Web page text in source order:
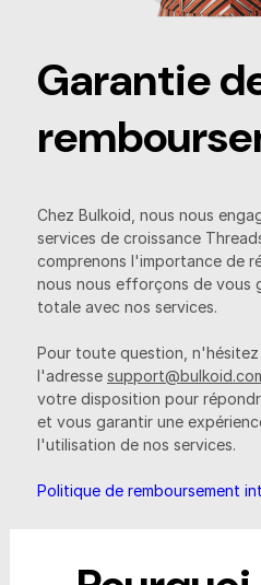
Garantie
Chez Bulkoid, nous nous
services de croissance
comprenons l'importance de
nous nous efforçons de vous
totale avec nos services.
Pour toute question,
l'adresse
votre disposition pour
et vous garantir une
l'utilisation de nos services.
Politique de remboursement